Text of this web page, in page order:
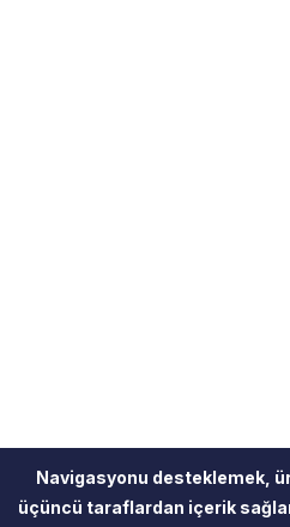
Navigasyonu desteklemek,
üçüncü taraflardan içerik